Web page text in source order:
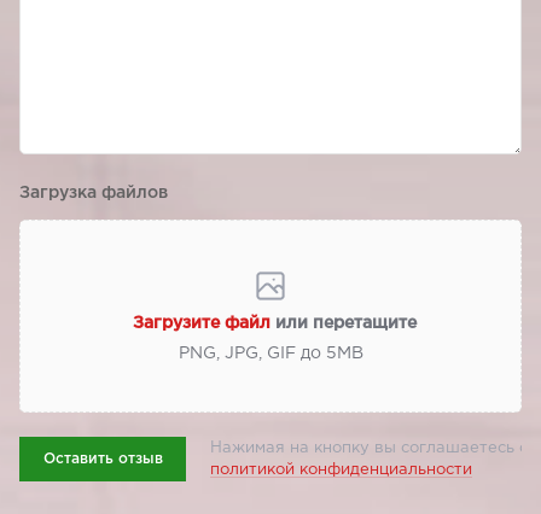
Загрузка файлов
Загрузите файл или перетащите
PNG, JPG, GIF до 5МВ
Оставить отзыв
Нажимая на кнопку вы соглашаетесь с
политикой конфиденциальности